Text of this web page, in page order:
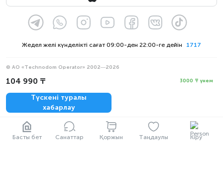
Басты бет Санаттар Қоржын Таңдаулы Кіру
104 990 ₸ 3000 ₸ үнем
Түскені туралы
хабарлау
1717
Жедел желі күнделікті сағат 09:00-ден 22:00-ге дейін
© АО «Technodom Operator» 2002—2026
Біз қабылдаймыз:
Құпиялылық саясаты